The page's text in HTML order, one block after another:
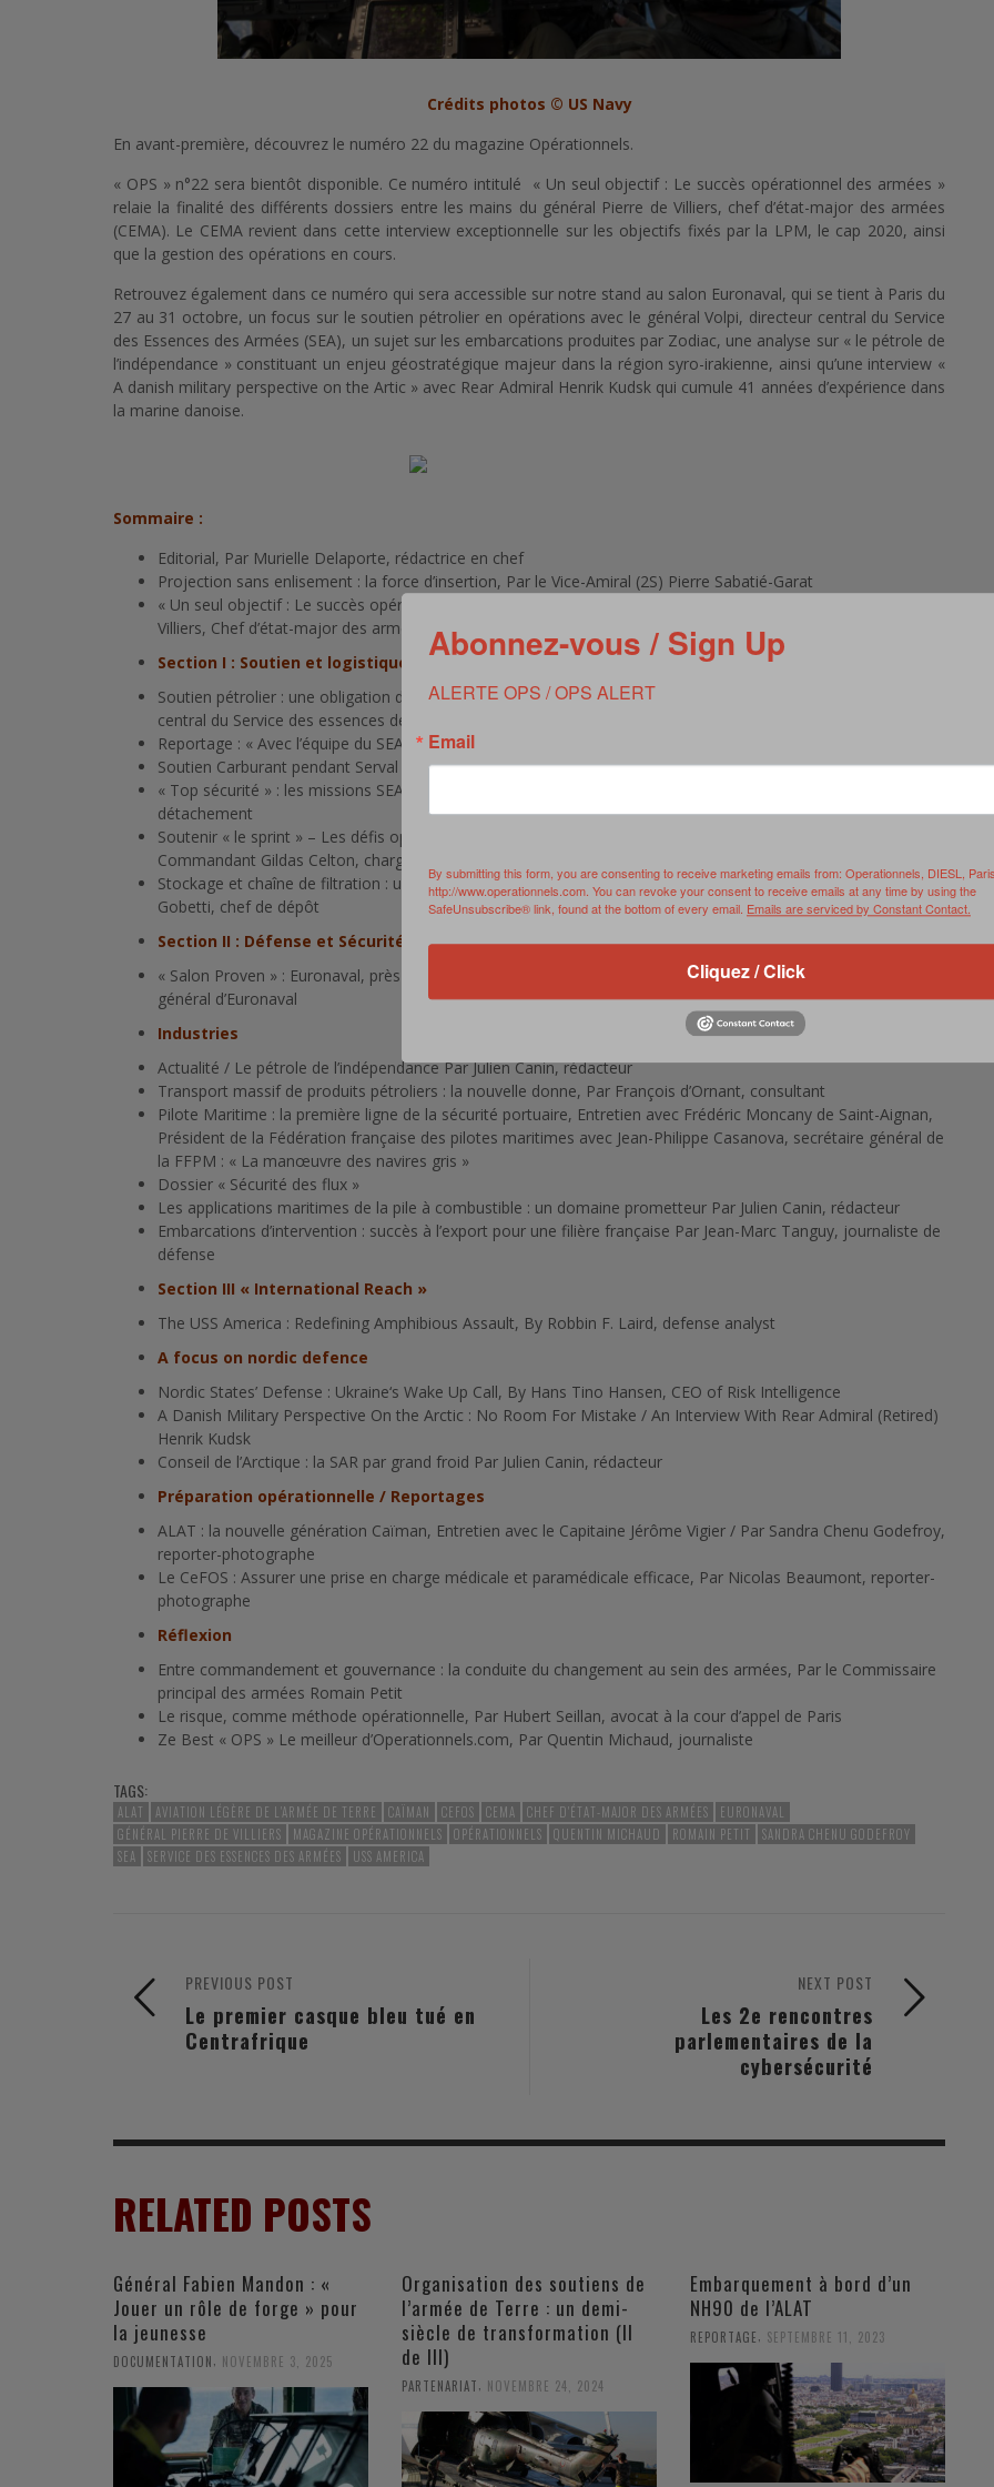
Crédits photos © US Navy
En avant-première, découvrez le numéro 22 du magazine Opérationnels.
« OPS » n°22 sera bientôt disponible. Ce numéro intitulé « Un seul objectif : Le succès opérationnel des armées »
relaie la finalité des différents dossiers entre les mains du général Pierre de Villiers, chef d’état-major des armées
(CEMA). Le CEMA revient dans cette interview exceptionnelle sur les objectifs fixés par la LPM, le cap 2020, ainsi
que la gestion des opérations en cours.
Retrouvez également dans ce numéro qui sera accessible sur notre stand au salon Euronaval, qui se tient à Paris du
27 au 31 octobre, un focus sur le soutien pétrolier en opérations avec le général Volpi, directeur central du Service
des Essences des Armées (SEA), un sujet sur les embarcations produites par Zodiac, une analyse sur « le pétrole de
l’indépendance » constituant un enjeu géostratégique majeur dans la région syro-irakienne, ainsi qu’une interview «
A danish military perspective on the Artic » avec Rear Admiral Henrik Kudsk qui cumule 41 années d’expérience dans
la marine danoise.
Sommaire :
Editorial, Par Murielle Delaporte, rédactrice en chef
Projection sans enlisement : la force d’insertion, Par le Vice-Amiral (2S) Pierre Sabatié-Garat
« Un seul objectif : Le succès opérationnel de nos armées », Entretien avec le Général d’armée Pierre de
Villiers, Chef d’état-major des armées
Section I : Soutien et logistique opérationnels « Spécial SEA »
Soutien pétrolier : une obligation de résultat intrinsèque, Entretien avec le Général Jean-Luc Volpi, Directeur
central du Service des essences des armées
Reportage : « Avec l’équipe du SEA du dépôt de Bamako »
Soutien Carburant pendant Serval : Tenir le « sprint », Propos recueillis par Murielle Delaporte
« Top sécurité » : les missions SEA sur le théâtre Serval, Par le Lieutenant Yannick Rousse, chef de
détachement
Soutenir « le sprint » – Les défis opérationnels rencontrés par le SEA pendant Serval, Entretien avec le
Commandant Gildas Celton, chargé du soutien pétrolier à Bamako
Stockage et chaîne de filtration : un nouveau container clé en main à l’essai, Par l’Adjudant-chef Pascal
Gobetti, chef de dépôt
Section II : Défense et Sécurité « Spécial Euronaval »
« Salon Proven » : Euronaval, près d’un demi-siècle de succès, Entretien avec Jean-Marie Carnet, Directeur
général d’Euronaval
Industries
Actualité / Le pétrole de l’indépendance Par Julien Canin, rédacteur
Transport massif de produits pétroliers : la nouvelle donne, Par François d’Ornant, consultant
Pilote Maritime : la première ligne de la sécurité portuaire, Entretien avec Frédéric Moncany de Saint-Aignan,
Président de la Fédération française des pilotes maritimes avec Jean-Philippe Casanova, secrétaire général de
la FFPM : « La manœuvre des navires gris »
Dossier « Sécurité des flux »
Les applications maritimes de la pile à combustible : un domaine prometteur Par Julien Canin, rédacteur
Embarcations d’intervention : succès à l’export pour une filière française Par Jean-Marc Tanguy, journaliste de
défense
Section III « International Reach »
The USS America : Redefining Amphibious Assault, By Robbin F. Laird, defense analyst
A focus on nordic defence
Nordic States’ Defense : Ukraine‘s Wake Up Call, By Hans Tino Hansen, CEO of Risk Intelligence
A Danish Military Perspective On the Arctic : No Room For Mistake / An Interview With Rear Admiral (Retired)
Henrik Kudsk
Conseil de l’Arctique : la SAR par grand froid Par Julien Canin, rédacteur
Préparation opérationnelle / Reportages
ALAT : la nouvelle génération Caïman, Entretien avec le Capitaine Jérôme Vigier / Par Sandra Chenu Godefroy,
reporter-photographe
Le CeFOS : Assurer une prise en charge médicale et paramédicale efficace, Par Nicolas Beaumont, reporter-
photographe
Réflexion
Entre commandement et gouvernance : la conduite du changement au sein des armées, Par le Commissaire
principal des armées Romain Petit
Le risque, comme méthode opérationnelle, Par Hubert Seillan, avocat à la cour d’appel de Paris
Ze Best « OPS » Le meilleur d’Operationnels.com, Par Quentin Michaud, journaliste
TAGS:
ALAT AVIATION LÉGÈRE DE L'ARMÉE DE TERRE CAÏMAN CEFOS CEMA CHEF D'ÉTAT-MAJOR DES ARMÉES
EURONAVAL
GÉNÉRAL PIERRE DE VILLIERS
MAGAZINE OPÉRATIONNELS OPÉRATIONNELS QUENTIN MICHAUD ROMAIN PETIT
SANDRA CHENU GODEFROY
SEA
SERVICE DES ESSENCES DES ARMÉES USS AMERICA
NEXT POST
Les 2e rencontres
parlementaires de la
cybersécurité
PREVIOUS POST
Le premier casque bleu tué en
Centrafrique
RELATED POSTS
Général Fabien Mandon : «
Jouer un rôle de forge » pour
la jeunesse
DOCUMENTATION, NOVEMBRE 3, 2025
Organisation des soutiens de
l’armée de Terre : un demi-
siècle de transformation (II
de III)
PARTENARIAT, NOVEMBRE 24, 2024
Embarquement à bord d’un
NH90 de l’ALAT
REPORTAGE, SEPTEMBRE 11, 2023
Abonnez-vous / Sign Up
ALERTE OPS / OPS ALERT
Email
By submitting this form, you are consenting to receive marketing emails from: Operationnels, DIESL,
http://www.operationnels.com. You can revoke your consent to receive emails at any time by using the
SafeUnsubscribe® link, found at the bottom of every email. Emails are serviced by Constant Contact.
Cliquez / Click